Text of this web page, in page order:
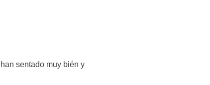
sentado muy bién y